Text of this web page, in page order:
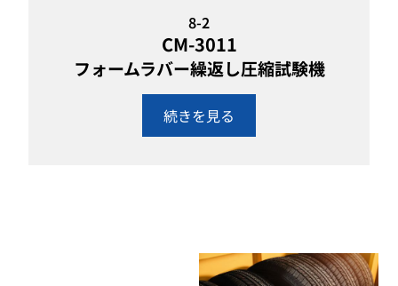
8-2
CM-3011
フォームラバー繰返し圧縮試験機
続きを見る